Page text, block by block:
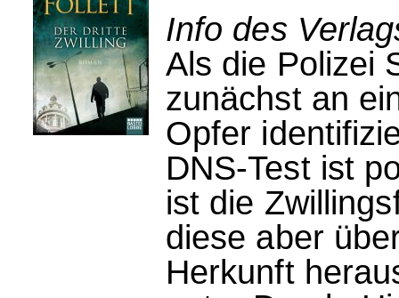
Info des
Als die Polizei
zunächst an
Opfer
DNS-Test ist
ist die
diese aber
Herkunft